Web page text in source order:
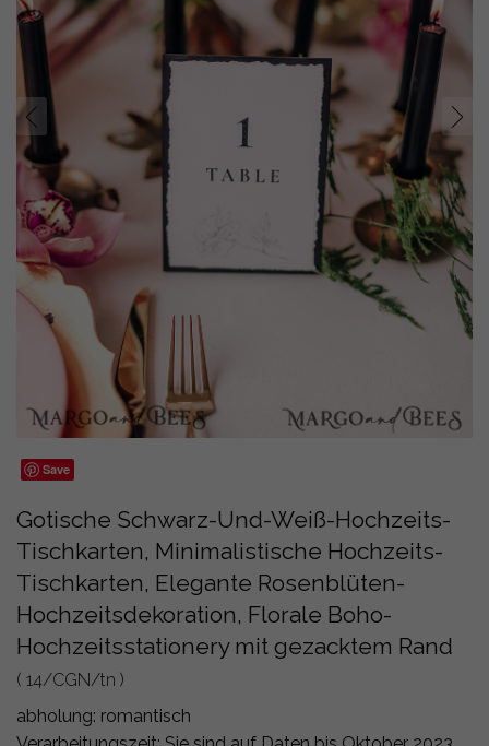
prev next
Save
Gotische Schwarz-Und-Weiß-Hochzeits-
Tischkarten, Minimalistische Hochzeits-
Tischkarten, Elegante Rosenblüten-
Hochzeitsdekoration, Florale Boho-
Hochzeitsstationery mit gezacktem Rand
( 14/CGN/tn )
abholung: romantisch